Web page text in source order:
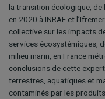
la transition écologique, de
en 2020 à INRAE et
collective sur les impacts
services écosystémiques,
milieu marin, en France
conclusions de cette
terrestres, aquatiques et
contaminés par les